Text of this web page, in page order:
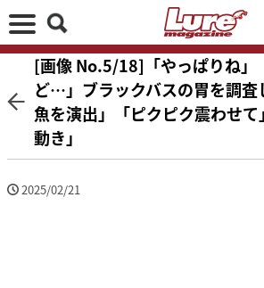
[画像 No.5/18]「やっぱりね」
ど…」ブラックバスの胃を調査
魚を演出」「ピクピク震わせて
動き」
2025/02/21